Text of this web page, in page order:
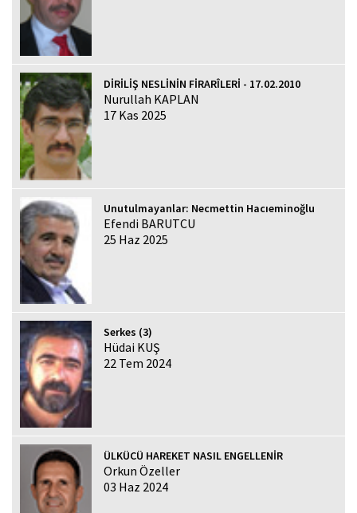
DİRİLİŞ NESLİNİN FİRARÎLERİ - 17.02.2010
Nurullah KAPLAN
17 Kas 2025
Unutulmayanlar: Necmettin Hacıeminoğlu
Efendi BARUTCU
25 Haz 2025
Serkes (3)
Hüdai KUŞ
22 Tem 2024
ÜLKÜCÜ HAREKET NASIL ENGELLENİR
Orkun Özeller
03 Haz 2024